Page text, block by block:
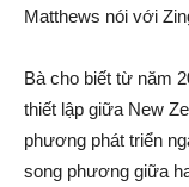
Matthews nói với
Bà cho biết từ năm
thiết lập giữa New
phương phát triển
song phương giữa